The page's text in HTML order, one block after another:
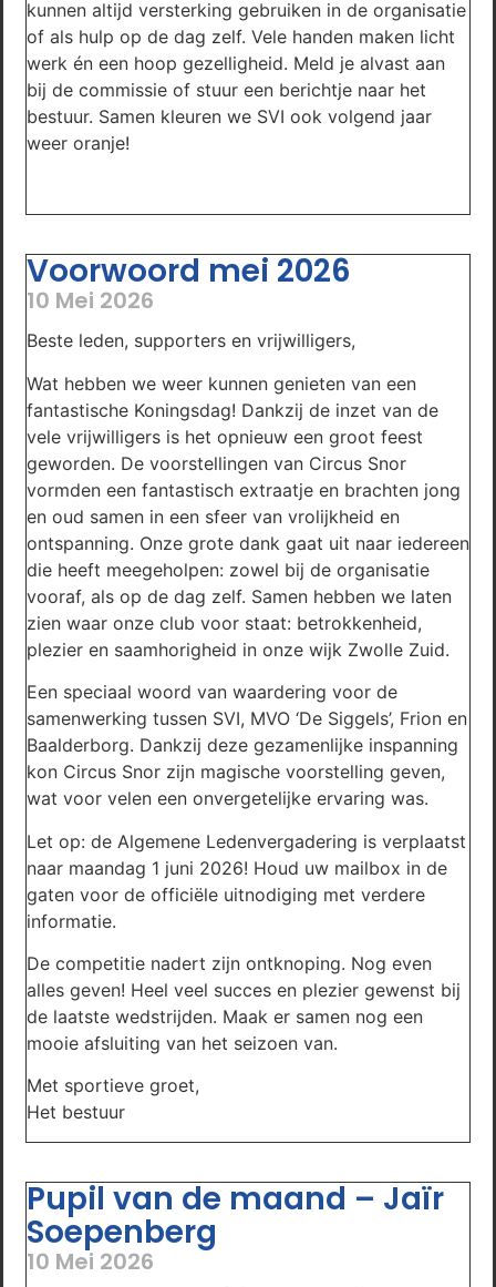
kunnen altijd versterking gebruiken in de organisatie
of als hulp op de dag zelf. Vele handen maken licht
werk én een hoop gezelligheid. Meld je alvast aan
bij de commissie of stuur een berichtje naar het
bestuur. Samen kleuren we SVI ook volgend jaar
weer oranje!
Voorwoord mei 2026
10 Mei 2026
Beste leden, supporters en vrijwilligers,
Wat hebben we weer kunnen genieten van een
fantastische Koningsdag! Dankzij de inzet van de
vele vrijwilligers is het opnieuw een groot feest
geworden. De voorstellingen van Circus Snor
vormden een fantastisch extraatje en brachten jong
en oud samen in een sfeer van vrolijkheid en
ontspanning. Onze grote dank gaat uit naar iedereen
die heeft meegeholpen: zowel bij de organisatie
vooraf, als op de dag zelf. Samen hebben we laten
zien waar onze club voor staat: betrokkenheid,
plezier en saamhorigheid in onze wijk Zwolle Zuid.
Een speciaal woord van waardering voor de
samenwerking tussen SVI, MVO ‘De Siggels’, Frion en
Baalderborg. Dankzij deze gezamenlijke inspanning
kon Circus Snor zijn magische voorstelling geven,
wat voor velen een onvergetelijke ervaring was.
Let op: de Algemene Ledenvergadering is verplaatst
naar maandag 1 juni 2026! Houd uw mailbox in de
gaten voor de officiële uitnodiging met verdere
informatie.
De competitie nadert zijn ontknoping. Nog even
alles geven! Heel veel succes en plezier gewenst bij
de laatste wedstrijden. Maak er samen nog een
mooie afsluiting van het seizoen van.
Met sportieve groet,
Het bestuur
Pupil van de maand – Jaïr
Soepenberg
10 Mei 2026